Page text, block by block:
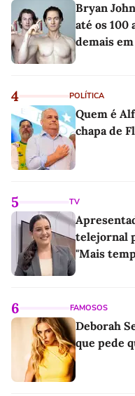
Bryan
até os 100
demais
4 POLÍTICA
Quem é
chapa de
5 TV
telejornal
"Mais
6 FAMOSOS
Deborah
que pede